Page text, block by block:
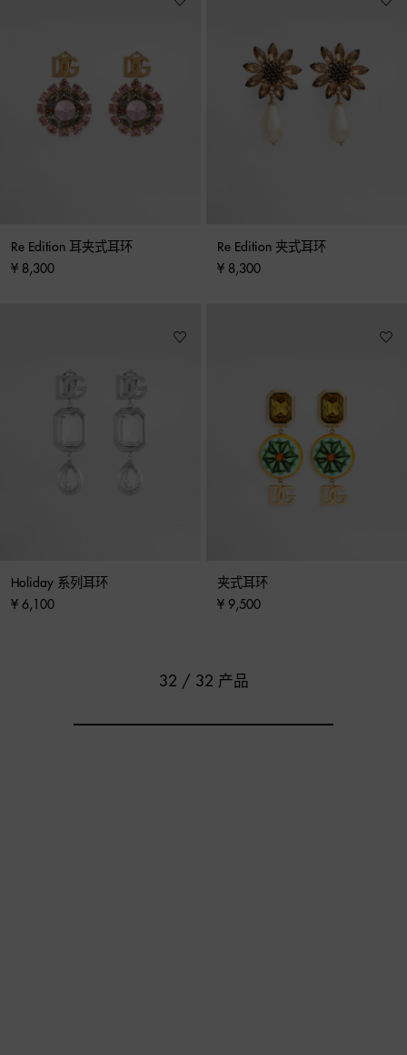
Re Edition 耳夹式耳环
¥ 8,300
Re Edition 夹式耳环
¥ 8,300
Holiday 系列耳环
¥ 6,100
夹式耳环
¥ 9,500
32 / 32 产品